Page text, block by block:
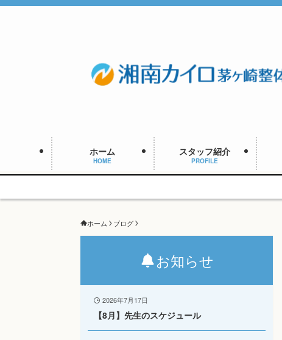
ホーム
HOME
スタッフ紹介
PROFILE
ホーム ブログ
お知らせ
2026年7月17日
【8月】先生のスケジュール